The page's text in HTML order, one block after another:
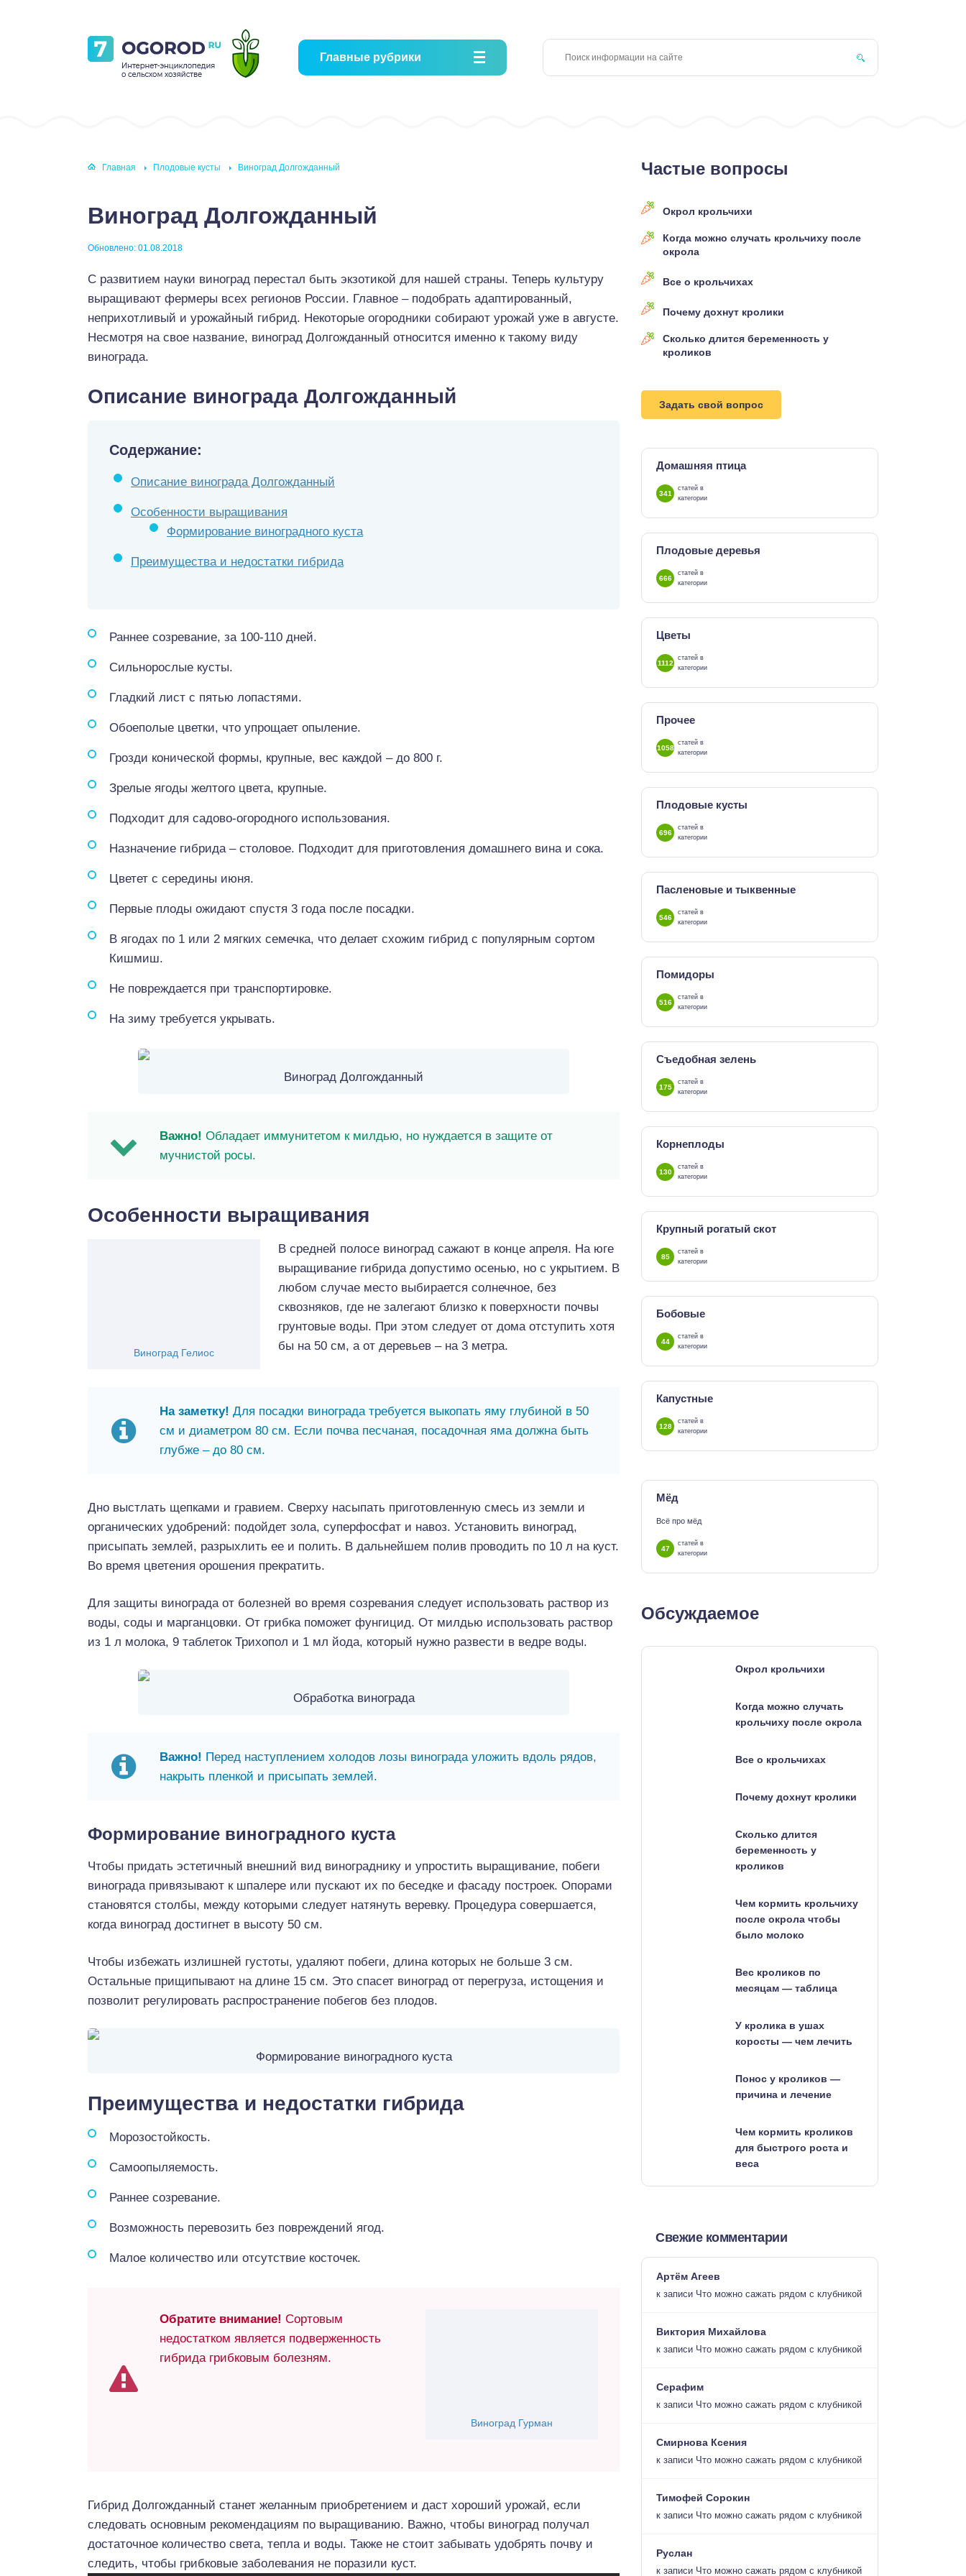
Главные рубрики
Главная Плодовые кусты Виноград Долгожданный
Виноград Долгожданный
Обновлено: 01.08.2018
С развитием науки виноград перестал быть экзотикой для нашей страны. Теперь культуру
выращивают фермеры всех регионов России. Главное – подобрать адаптированный,
неприхотливый и урожайный гибрид. Некоторые огородники собирают урожай уже в августе.
Несмотря на свое название, виноград Долгожданный относится именно к такому виду
винограда.
Описание винограда Долгожданный
Содержание:
Описание винограда Долгожданный
Особенности выращивания
Формирование виноградного куста
Преимущества и недостатки гибрида
Раннее созревание, за 100-110 дней.
Сильнорослые кусты.
Гладкий лист с пятью лопастями.
Обоеполые цветки, что упрощает опыление.
Грозди конической формы, крупные, вес каждой – до 800 г.
Зрелые ягоды желтого цвета, крупные.
Подходит для садово-огородного использования.
Назначение гибрида – столовое. Подходит для приготовления домашнего вина и сока.
Цветет с середины июня.
Первые плоды ожидают спустя 3 года после посадки.
В ягодах по 1 или 2 мягких семечка, что делает схожим гибрид с популярным сортом
Кишмиш.
Не повреждается при транспортировке.
На зиму требуется укрывать.
Виноград Долгожданный
Важно! Обладает иммунитетом к милдью, но нуждается в защите от
мучнистой росы.
Особенности выращивания
Виноград Гелиос
В средней полосе виноград сажают в конце апреля. На юге
выращивание гибрида допустимо осенью, но с укрытием. В
любом случае место выбирается солнечное, без
сквозняков, где не залегают близко к поверхности почвы
грунтовые воды. При этом следует от дома отступить хотя
бы на 50 см, а от деревьев – на 3 метра.
На заметку! Для посадки винограда требуется выкопать яму глубиной в 50
см и диаметром 80 см. Если почва песчаная, посадочная яма должна быть
глубже – до 80 см.
Дно выстлать щепками и гравием. Сверху насыпать приготовленную смесь из земли и
органических удобрений: подойдет зола, суперфосфат и навоз. Установить виноград,
присыпать землей, разрыхлить ее и полить. В дальнейшем полив проводить по 10 л на куст.
Во время цветения орошения прекратить.
Для защиты винограда от болезней во время созревания следует использовать раствор из
воды, соды и марганцовки. От грибка поможет фунгицид. От милдью использовать раствор
из 1 л молока, 9 таблеток Трихопол и 1 мл йода, который нужно развести в ведре воды.
Обработка винограда
Важно! Перед наступлением холодов лозы винограда уложить вдоль рядов,
накрыть пленкой и присыпать землей.
Формирование виноградного куста
Чтобы придать эстетичный внешний вид винограднику и упростить выращивание, побеги
винограда привязывают к шпалере или пускают их по беседке и фасаду построек. Опорами
становятся столбы, между которыми следует натянуть веревку. Процедура совершается,
когда виноград достигнет в высоту 50 см.
Чтобы избежать излишней густоты, удаляют побеги, длина которых не больше 3 см.
Остальные прищипывают на длине 15 см. Это спасет виноград от перегруза, истощения и
позволит регулировать распространение побегов без плодов.
Формирование виноградного куста
Преимущества и недостатки гибрида
Морозостойкость.
Самоопыляемость.
Раннее созревание.
Возможность перевозить без повреждений ягод.
Малое количество или отсутствие косточек.
Виноград Гурман
Обратите внимание! Сортовым
недостатком является подверженность
гибрида грибковым болезням.
Гибрид Долгожданный станет желанным приобретением и даст хороший урожай, если
следовать основным рекомендациям по выращиванию. Важно, чтобы виноград получал
достаточное количество света, тепла и воды. Также не стоит забывать удобрять почву и
следить, чтобы грибковые заболевания не поразили куст.
Частые вопросы
Окрол крольчихи
Когда можно случать крольчиху после
окрола
Все о крольчихах
Почему дохнут кролики
Сколько длится беременность у
кроликов
Задать свой вопрос
Домашняя птица
341
статей в
категории
Плодовые деревья
666
статей в
категории
Цветы
1112
статей в
категории
Прочее
1058
статей в
категории
Плодовые кусты
696
статей в
категории
Пасленовые и тыквенные
546
статей в
категории
Помидоры
516
статей в
категории
Съедобная зелень
175
статей в
категории
Корнеплоды
130
статей в
категории
Крупный рогатый скот
85
статей в
категории
Бобовые
44
статей в
категории
Капустные
128
статей в
категории
Мёд
Всё про мёд
47
статей в
категории
Обсуждаемое
Окрол крольчихи
Когда можно случать
крольчиху после окрола
Все о крольчихах
Почему дохнут кролики
Сколько длится
беременность у
кроликов
Чем кормить крольчиху
после окрола чтобы
было молоко
Вес кроликов по
месяцам — таблица
У кролика в ушах
коросты — чем лечить
Понос у кроликов —
причина и лечение
Чем кормить кроликов
для быстрого роста и
веса
Свежие комментарии
Артём Агеев
к записи Что можно сажать рядом с клубникой
Виктория Михайлова
к записи Что можно сажать рядом с клубникой
Серафим
к записи Что можно сажать рядом с клубникой
Смирнова Ксения
к записи Что можно сажать рядом с клубникой
Тимофей Сорокин
к записи Что можно сажать рядом с клубникой
Руслан
к записи Что можно сажать рядом с клубникой